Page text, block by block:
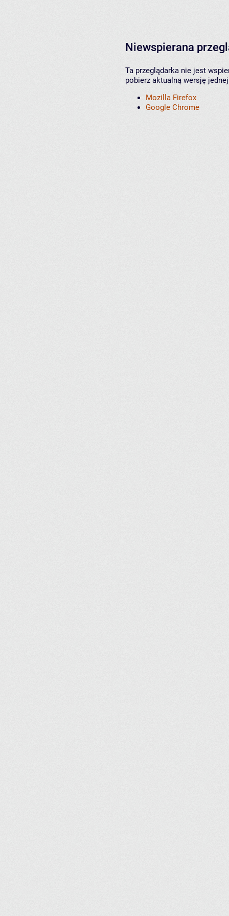
Niewspierana
Ta przeglądarka nie jest
pobierz aktualną wersję
Mozilla Firefox
Google Chrome